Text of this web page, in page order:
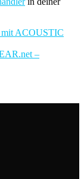
ACOUSTIC
–